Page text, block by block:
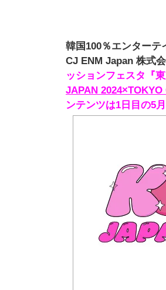
韓国100％エンター
CJ ENM Japan 株式
ッションフェスタ『
JAPAN 2024×TOKYO
ンテンツは1日目の5